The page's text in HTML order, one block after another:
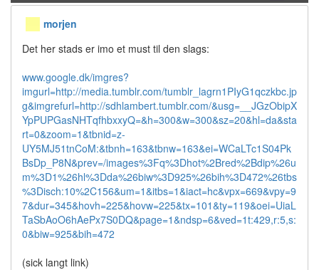
morjen
Det her stads er imo et must til den slags:
www.google.dk/imgres?
imgurl=http://media.tumblr.com/tumblr_lagrn1PIyG1qczkbc.jp
g&imgrefurl=http://sdhlambert.tumblr.com/&usg=__JGzObipX
YpPUPGasNHTqfhbxxyQ=&h=300&w=300&sz=20&hl=da&sta
rt=0&zoom=1&tbnid=z-
UY5MJ51tnCoM:&tbnh=163&tbnw=163&ei=WCaLTc1S04Pk
BsDp_P8N&prev=/images%3Fq%3Dhot%2Bred%2Bdip%26u
m%3D1%26hl%3Dda%26biw%3D925%26bih%3D472%26tbs
%3Disch:10%2C156&um=1&itbs=1&iact=hc&vpx=669&vpy=9
7&dur=345&hovh=225&hovw=225&tx=101&ty=119&oei=UiaL
TaSbAoO6hAePx7S0DQ&page=1&ndsp=6&ved=1t:429,r:5,s:
0&biw=925&bih=472
(sick langt link)